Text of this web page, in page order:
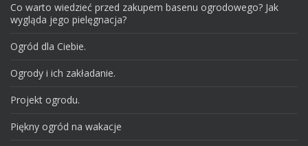
Co warto wiedzieć przed zakupem basenu ogrodowego? Jak
wygląda jego pielęgnacja?
Ogród dla Ciebie.
Ogrody i ich zakładanie.
Projekt ogrodu.
Piękny ogród na wakacje